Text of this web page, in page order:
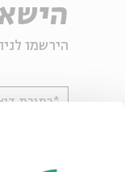
הירשמו
*כתובת